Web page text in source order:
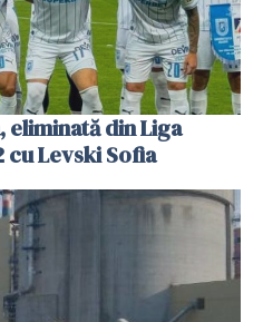
eliminată din Liga
Levski Sofia